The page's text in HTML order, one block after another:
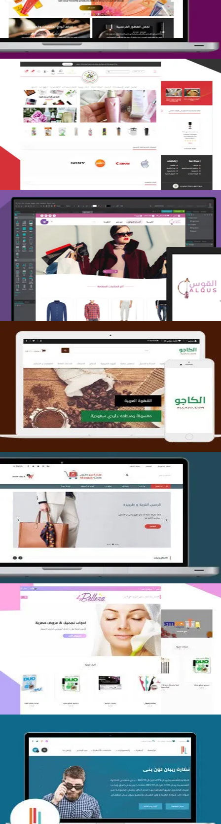
التفاصيل
تصميم متجر لمار
التفاصيل
تصميم متجر القوس
التفاصيل
تصميم متجر الكاجو
التفاصيل
تصميم متجر متاجركم
اعادة تصميم متجر فوربليزا
التفاصيل
تصميم متجر اي كير
التفاصيل